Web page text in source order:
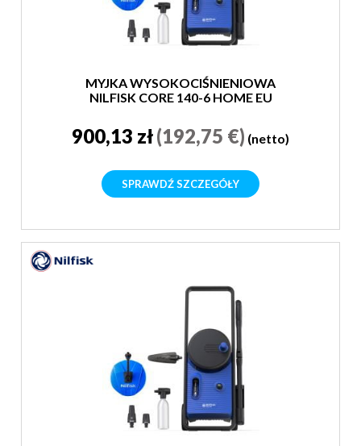
MYJKA WYSOKOCIŚNIENIOWA
NILFISK CORE 140-6 HOME EU
900,13 zł(192,75 €) (netto)
SPRAWDŹ SZCZEGÓŁY